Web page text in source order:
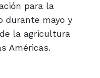
para la
durante mayo y
la agricultura
Américas.